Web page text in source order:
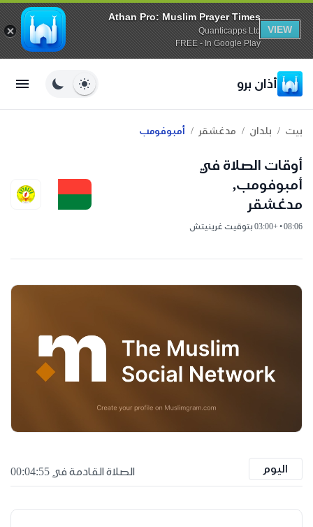
Athan Pro: Muslim Prayer Times
Quanticapps Ltd
FREE - In Google Play
VIEW
أذان برو
بيت / بلدان / مدغشقر / أمبوفومب
أوقات الصلاة في
أمبوفومب,
مدغشقر
08:06 • +03:00 بتوقيت غرينيتش
اليوم الصلاة القادمة في 00:04:55